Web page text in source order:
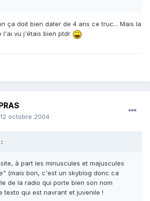
ça doit bien dater de 4 ans ce truc... Mais la
l'ai vu j'étais bien ptdr
octobre 2004
à part les minuscules et majuscules
(mais bon, c'est un skyblog donc ca
de la radio qui porte bien son nom
texto qui est navrant et juvenile !